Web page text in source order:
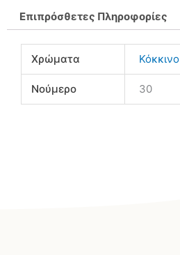
Επιπρόσθετες Πληροφορίες
Χρώματα Κόκκινο
Νούμερο 30